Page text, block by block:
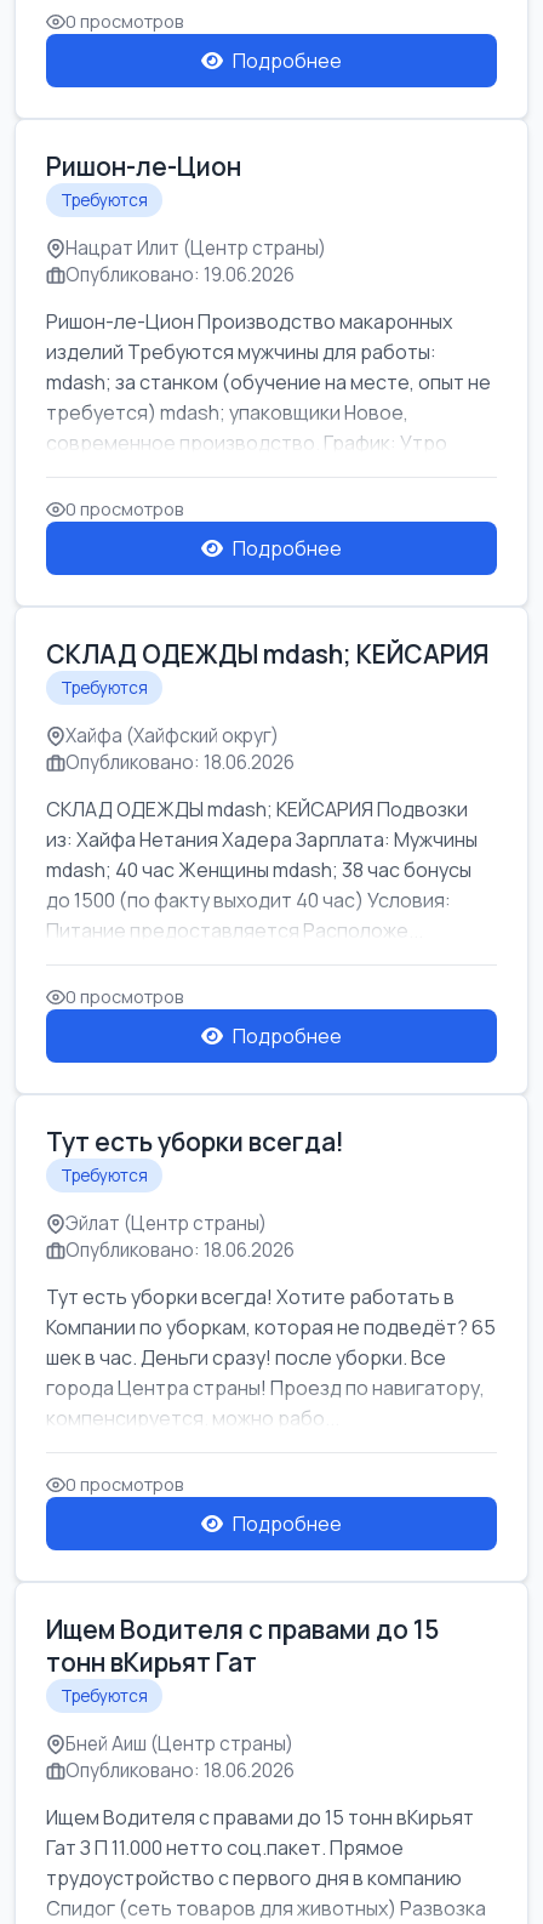
0 просмотров
Подробнее
Ришон-ле-Цион
Требуются
Нацрат Илит (Центр страны)
Опубликовано: 19.06.2026
Ришон-ле-Цион Производство макаронных
изделий Требуются мужчины для работы:
mdash; за станком (обучение на месте, опыт не
требуется) mdash; упаковщики Новое,
современное производство. График: Утро
mda...
0 просмотров
Подробнее
СКЛАД ОДЕЖДЫ mdash; КЕЙСАРИЯ
Требуются
Хайфа (Хайфский округ)
Опубликовано: 18.06.2026
СКЛАД ОДЕЖДЫ mdash; КЕЙСАРИЯ Подвозки
из: Хайфа Нетания Хадера Зарплата: Мужчины
mdash; 40 час Женщины mdash; 38 час бонусы
до 1500 (по факту выходит 40 час) Условия:
Питание предоставляется Расположе...
0 просмотров
Подробнее
Тут есть уборки всегда!
Требуются
Эйлат (Центр страны)
Опубликовано: 18.06.2026
Тут есть уборки всегда! Хотите работать в
Компании по уборкам, которая не подведёт? 65
шек в час. Деньги сразу! после уборки. Все
города Центра страны! Проезд по навигатору,
компенсируется. можно рабо...
0 просмотров
Подробнее
Ищем Водителя с правами до 15
тонн вКирьят Гат
Требуются
Бней Аиш (Центр страны)
Опубликовано: 18.06.2026
Ищем Водителя с правами до 15 тонн вКирьят
Гат З П 11.000 нетто соц.пакет. Прямое
трудоустройство с первого дня в компанию
Спидог (сеть товаров для животных) Развозка